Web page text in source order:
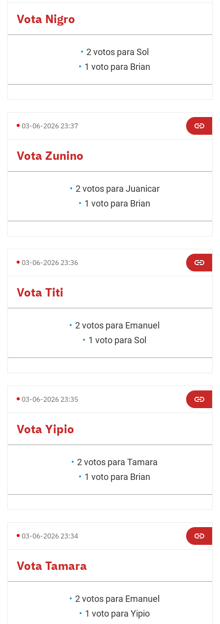
Vota Nigro
2 votos para Sol
1 voto para Brian
03-06-2026 23:37
Vota Zunino
2 votos para Juanicar
1 voto para Brian
03-06-2026 23:36
Vota Titi
2 votos para Emanuel
1 voto para Sol
03-06-2026 23:35
Vota Yipio
2 votos para Tamara
1 voto para Brian
03-06-2026 23:34
Vota Tamara
2 votos para Emanuel
1 voto para Yipio